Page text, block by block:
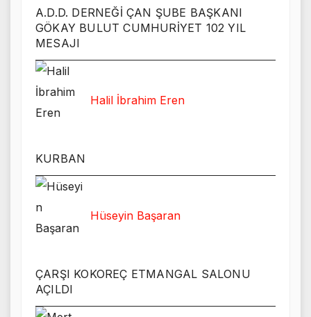
A.D.D. DERNEĞİ ÇAN ŞUBE BAŞKANI
GÖKAY BULUT CUMHURİYET 102 YIL
MESAJI
Halil İbrahim Eren
KURBAN
Hüseyin Başaran
ÇARŞI KOKOREÇ ETMANGAL SALONU
AÇILDI